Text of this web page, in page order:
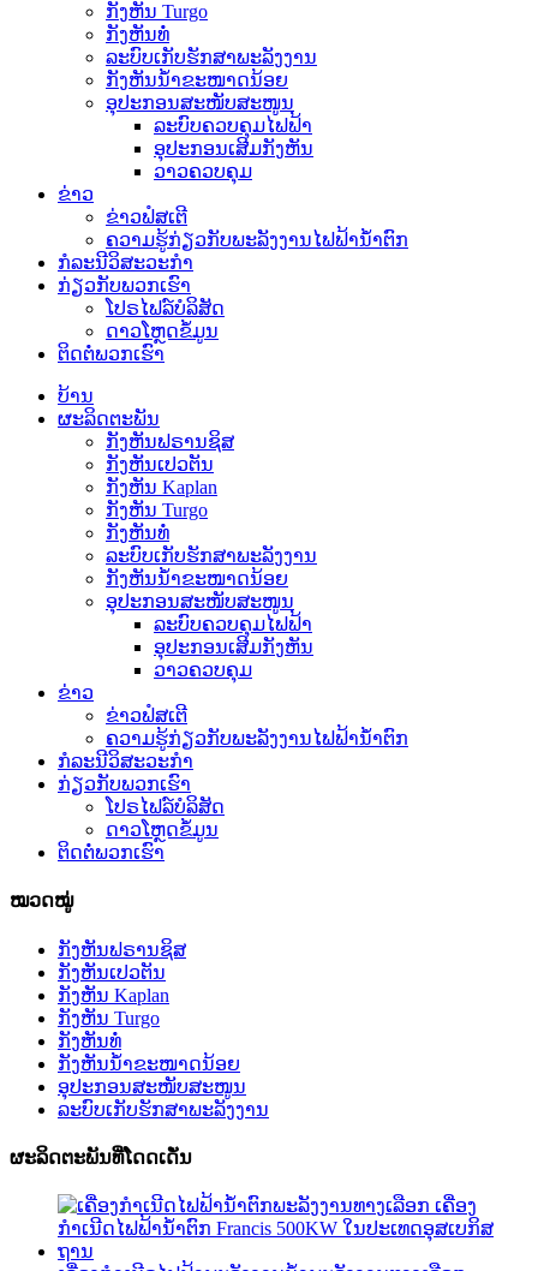
ກັງຫັນ Turgo
ກັງຫັນທໍ່
ລະບົບເກັບຮັກສາພະລັງງານ
ກັງຫັນນ້ຳຂະໜາດນ້ອຍ
ອຸປະກອນສະໜັບສະໜູນ
ລະບົບຄວບຄຸມໄຟຟ້າ
ອຸປະກອນເສີມກັງຫັນ
ວາວຄວບຄຸມ
ຂ່າວ
ຂ່າວຟໍສເຕີ
ຄວາມຮູ້ກ່ຽວກັບພະລັງງານໄຟຟ້ານ້ຳຕົກ
ກໍລະນີວິສະວະກຳ
ກ່ຽວກັບພວກເຮົາ
ໂປຣໄຟລ໌ບໍລິສັດ
ດາວໂຫຼດຂໍ້ມູນ
ຕິດຕໍ່ພວກເຮົາ
ບ້ານ
ຜະລິດຕະພັນ
ກັງຫັນຟຣານຊິສ
ກັງຫັນເປວຕັນ
ກັງຫັນ Kaplan
ກັງຫັນ Turgo
ກັງຫັນທໍ່
ລະບົບເກັບຮັກສາພະລັງງານ
ກັງຫັນນ້ຳຂະໜາດນ້ອຍ
ອຸປະກອນສະໜັບສະໜູນ
ລະບົບຄວບຄຸມໄຟຟ້າ
ອຸປະກອນເສີມກັງຫັນ
ວາວຄວບຄຸມ
ຂ່າວ
ຂ່າວຟໍສເຕີ
ຄວາມຮູ້ກ່ຽວກັບພະລັງງານໄຟຟ້ານ້ຳຕົກ
ກໍລະນີວິສະວະກຳ
ກ່ຽວກັບພວກເຮົາ
ໂປຣໄຟລ໌ບໍລິສັດ
ດາວໂຫຼດຂໍ້ມູນ
ຕິດຕໍ່ພວກເຮົາ
ໝວດໝູ່
ກັງຫັນຟຣານຊິສ
ກັງຫັນເປວຕັນ
ກັງຫັນ Kaplan
ກັງຫັນ Turgo
ກັງຫັນທໍ່
ກັງຫັນນ້ຳຂະໜາດນ້ອຍ
ອຸປະກອນສະໜັບສະໜູນ
ລະບົບເກັບຮັກສາພະລັງງານ
ຜະລິດຕະພັນທີ່ໂດດເດັ່ນ